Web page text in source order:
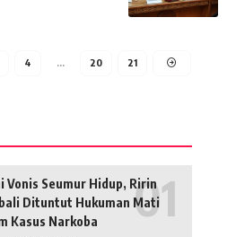
4 … 20 21
Vonis Seumur Hidup, Ririn
Dituntut Hukuman Mati
Kasus Narkoba